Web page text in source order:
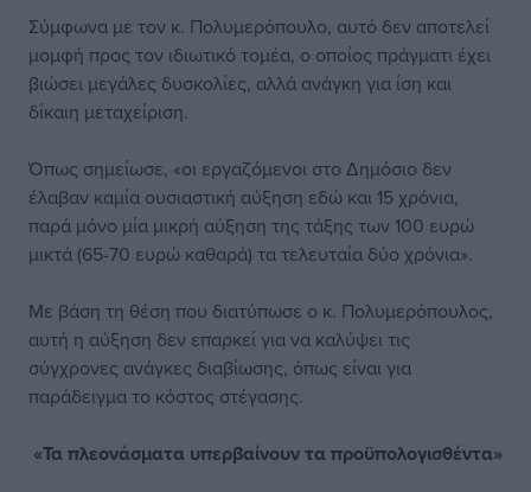
Σύμφωνα με τον κ. Πολυμερόπουλο, αυτό δεν αποτελεί
μομφή προς τον ιδιωτικό τομέα, ο οποίος πράγματι έχει
βιώσει μεγάλες δυσκολίες, αλλά ανάγκη για ίση και
δίκαιη μεταχείριση.
Όπως σημείωσε, «οι εργαζόμενοι στο Δημόσιο δεν
έλαβαν καμία ουσιαστική αύξηση εδώ και 15 χρόνια,
παρά μόνο μία μικρή αύξηση της τάξης των 100 ευρώ
μικτά (65-70 ευρώ καθαρά) τα τελευταία δύο χρόνια».
Με βάση τη θέση που διατύπωσε ο κ. Πολυμερόπουλος,
αυτή η αύξηση δεν επαρκεί για να καλύψει τις
σύγχρονες ανάγκες διαβίωσης, όπως είναι για
παράδειγμα το κόστος στέγασης.
«Τα πλεονάσματα υπερβαίνουν τα προϋπολογισθέντα»